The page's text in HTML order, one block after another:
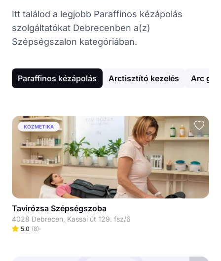
Itt találod a legjobb Paraffinos kézápolás
szolgáltatókat Debrecenben a(z)
Szépségszalon kategóriában.
Paraffinos kézápolás Arctisztító kezelés Arc
KOZMETIKA
Tavirózsa Szépségszoba
4028 Debrecen, Kassai út 129. fsz/6
5.0 (8)